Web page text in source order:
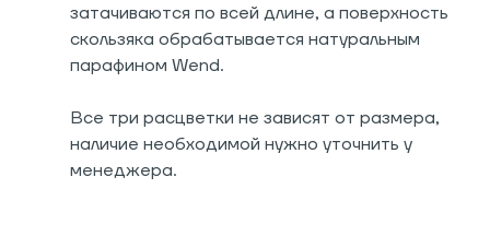
затачиваются по всей длине, а поверхность
скользяка обрабатывается натуральным
парафином Wend.
Все три расцветки не зависят от размера,
наличие необходимой нужно уточнить у
менеджера.